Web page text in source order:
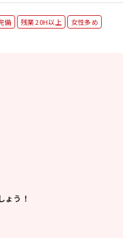
備 残業 20H以上
女性多め
ょう！